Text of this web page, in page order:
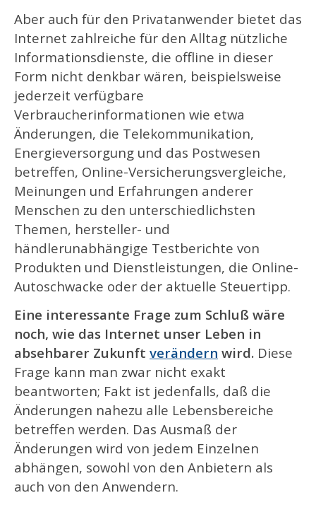
Aber auch für den Privatanwender bietet das
Internet zahlreiche für den Alltag nützliche
Informationsdienste, die offline in dieser
Form nicht denkbar wären, beispielsweise
jederzeit verfügbare
Verbraucherinformationen wie etwa
Änderungen, die Telekommunikation,
Energieversorgung und das Postwesen
betreffen, Online-Versicherungsvergleiche,
Meinungen und Erfahrungen anderer
Menschen zu den unterschiedlichsten
Themen, hersteller- und
händlerunabhängige Testberichte von
Produkten und Dienstleistungen, die Online-
Autoschwacke oder der aktuelle Steuertipp.
Eine interessante Frage zum Schluß wäre
noch, wie das Internet unser Leben in
absehbarer Zukunft verändern wird. Diese
Frage kann man zwar nicht exakt
beantworten; Fakt ist jedenfalls, daß die
Änderungen nahezu alle Lebensbereiche
betreffen werden. Das Ausmaß der
Änderungen wird von jedem Einzelnen
abhängen, sowohl von den Anbietern als
auch von den Anwendern.